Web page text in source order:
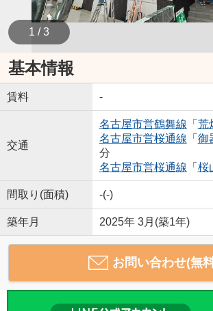
1 / 3
基本情報
賃料 -
交通
名古屋市営鶴舞線 「 荒
名古屋市営桜通線 「 御
分
名古屋市営桜通線 「 桜
間取り(面積) -(-)
築年月 2025年 3月(築1年)
お問い合わせ(無